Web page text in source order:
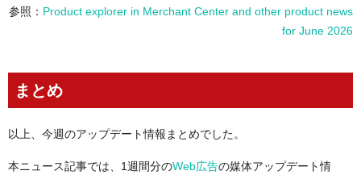
参照： Product explorer in Merchant Center and other product news
for June 2026
まとめ
以上、今週のアップデート情報まとめでした。
本ニュース記事では、1週間分のWeb広告の媒体アップデート情